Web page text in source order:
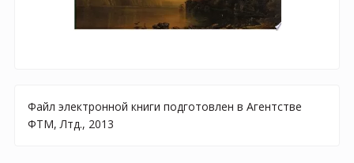
Файл электронной книги подготовлен в Агентстве
ФТМ, Лтд., 2013